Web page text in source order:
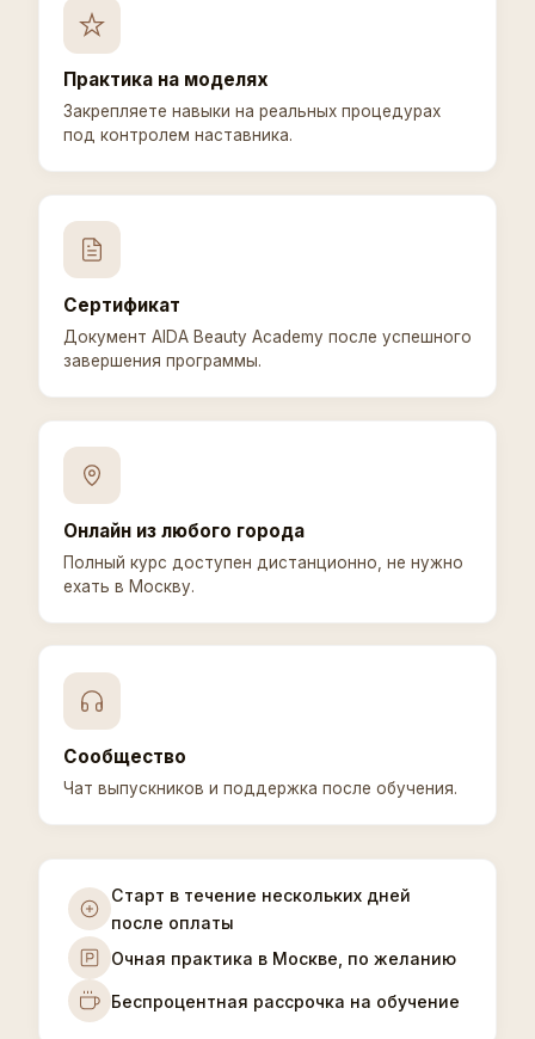
Практика на моделях
Закрепляете навыки на реальных процедурах
под контролем наставника.
Сертификат
Документ AIDA Beauty Academy после успешного
завершения программы.
Онлайн из любого города
Полный курс доступен дистанционно, не нужно
ехать в Москву.
Сообщество
Чат выпускников и поддержка после обучения.
Старт в течение нескольких дней
после оплаты
Очная практика в Москве, по желанию
Беспроцентная рассрочка на обучение